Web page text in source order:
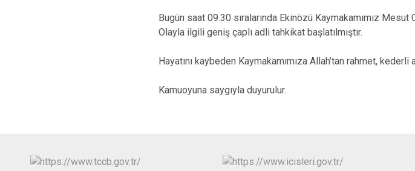
Bugün saat 09.30 sıralarında Ekinözü Kaymakamımız
Olayla ilgili geniş çaplı adli tahkikat başlatılmıştır.
Hayatını kaybeden Kaymakamımıza Allah’tan rahmet,
Kamuoyuna saygıyla duyurulur.